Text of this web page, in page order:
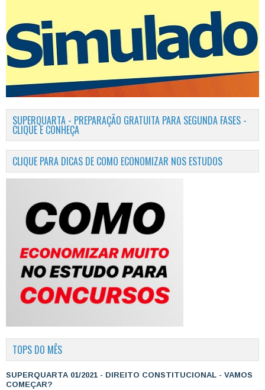
SUPERQUARTA - PREPARAÇÃO GRATUITA PARA SEGUNDA FASES -
CLIQUE E CONHEÇA
CLIQUE PARA DICAS DE COMO ECONOMIZAR NOS ESTUDOS
TOPS DO MÊS
SUPERQUARTA 01/2021 - DIREITO CONSTITUCIONAL - VAMOS
COMEÇAR?